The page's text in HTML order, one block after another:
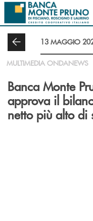
Salta al contenuto principale
13 MAGGIO
MULTIMEDIA ONDANEWS
Banca Monte
approva il
netto più alto di